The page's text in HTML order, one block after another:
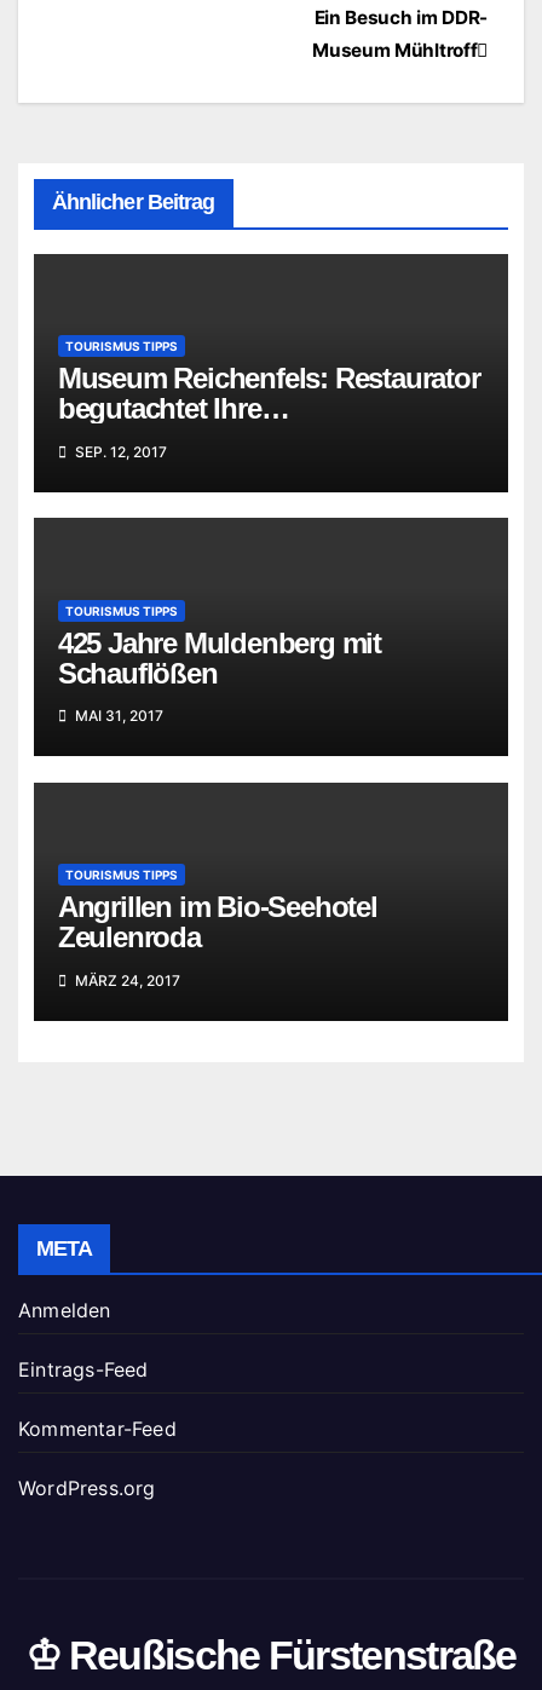
BeitragsnavigationEin Besuch im DDR-
Museum Mühltroff
Ähnlicher Beitrag
TOURISMUS TIPPS
Museum Reichenfels: Restaurator
begutachtet Ihre
„Familienschätze“
SEP. 12, 2017
TOURISMUS TIPPS
425 Jahre Muldenberg mit
Schauflößen
MAI 31, 2017
TOURISMUS TIPPS
Angrillen im Bio-Seehotel
Zeulenroda
MÄRZ 24, 2017
META
Anmelden
Eintrags-Feed
Kommentar-Feed
WordPress.org
♔ Reußische Fürstenstraße